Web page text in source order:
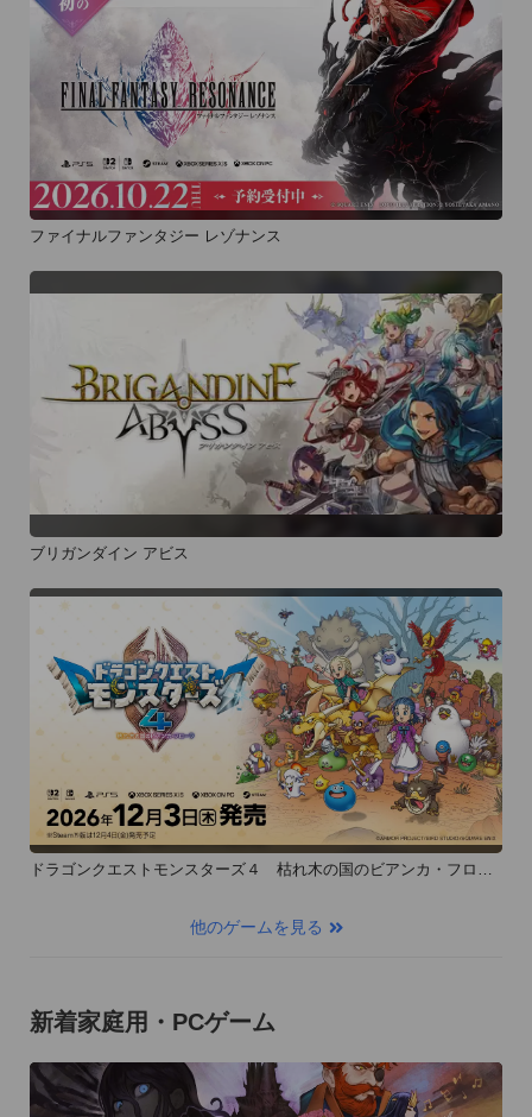
ファイナルファンタジー レゾナンス
ブリガンダイン アビス
ドラゴンクエストモンスターズ４ 枯れ木の国のビアンカ・フロー
他のゲームを見る
新着家庭用・PCゲーム